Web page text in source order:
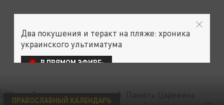
ПРАВОСЛАВНЫЙ КАЛЕНДАРЬ
Два покушения и теракт на пляже: хроника
украинского ультиматума
В ПРЯМОМ ЭФИРЕ: